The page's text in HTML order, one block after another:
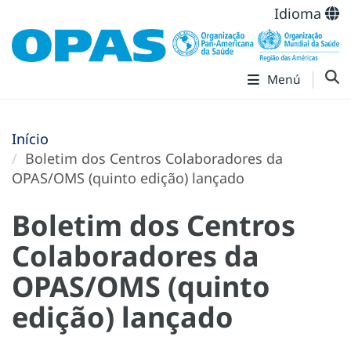
Idioma
Menú
Início
Boletim dos Centros Colaboradores da
OPAS/OMS (quinto edição) lançado
Boletim dos Centros
Colaboradores da
OPAS/OMS (quinto
edição) lançado